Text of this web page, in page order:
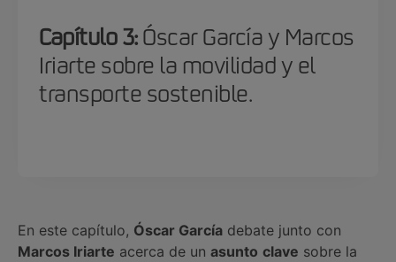
Capítulo 3:Óscar García y Marcos
Iriarte sobre la movilidad y el
transporte sostenible.
En este capítulo, Óscar García debate junto con
Marcos Iriarte acerca de un asunto clave sobre la